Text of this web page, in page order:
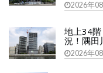
2026年
地上34
況！隅田
2026年